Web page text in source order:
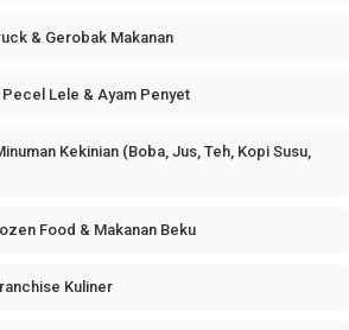
& Gerobak Makanan
Lele & Ayam Penyet
Kekinian (Boba, Jus, Teh, Kopi Susu,
Food & Makanan Beku
Kuliner